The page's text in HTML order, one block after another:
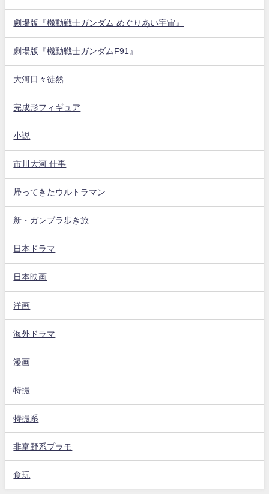
劇場版『機動戦士ガンダム めぐりあい宇宙』
劇場版『機動戦士ガンダムF91』
大河日々徒然
完成形フィギュア
小説
市川大河 仕事
帰ってきたウルトラマン
新・ガンプラ歩き旅
日本ドラマ
日本映画
洋画
海外ドラマ
漫画
特撮
特撮系
非富野系プラモ
食玩